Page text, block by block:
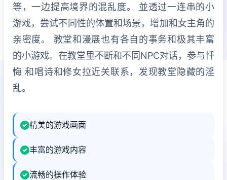
等，一边提高境界的混乱度。 並透过一连串的小
游戏，尝试不同性的体置和场景，增加和女主角的
亲密度。 教堂和漫展也有各自的事务和极其丰富
的小游戏。在教堂里不断和不同NPC对话，参与忏
悔 和唱诗和修女拉近关联系，发现教堂隐藏的淫
乱。
精美的游戏画面
丰富的游戏内容
流畅的操作体验